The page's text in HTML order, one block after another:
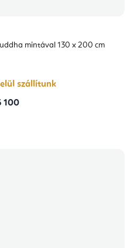
mintával 130 x 200 cm
szállítunk
100